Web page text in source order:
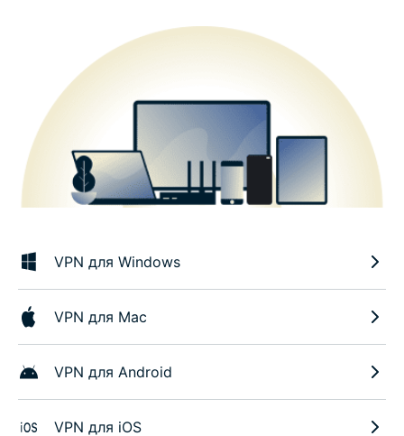
VPN для Windows
VPN для Mac
VPN для Android
VPN для iOS